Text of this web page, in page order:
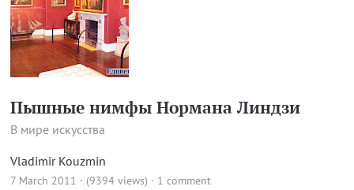
Пышные нимфы Нормана Линдзи
В мире искусства
Vladimir Kouzmin
7 March 2011 · (9394 views) · 1 comment